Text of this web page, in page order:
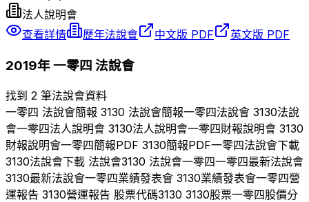
法人說明會
查看詳情
歷年法說會 中文版 PDF 英文版 PDF
2019年一零四 法說會
找到 2 筆法說會資料
一零四 法說會簡報 3130 法說會簡報一零四法說會 3130法說
會一零四法人說明會 3130法人說明會一零四財報說明會 3130
財報說明會一零四簡報PDF 3130簡報PDF一零四法說會下載
3130法說會下載 法說會3130 法說會一零四一零四最新法說會
3130最新法說會一零四業績發表會 3130業績發表會一零四營
運報告 3130營運報告 股票代碼3130 3130股票一零四股價分